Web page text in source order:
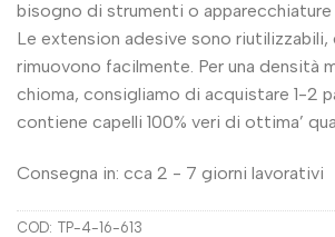
bisogno di strumenti o
Le extension adesive sono riutilizzabili,
rimuovono facilmente. Per una densità
chioma, consigliamo di acquistare 1-2
contiene capelli 100% veri di ottima’
Consegna in: cca 2 - 7 giorni lavorativi
COD: TP-4-16-613